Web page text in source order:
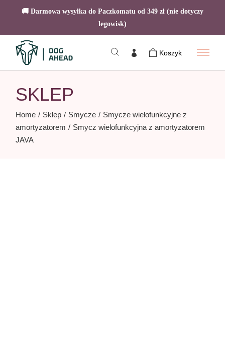
🚚 Darmowa wysyłka do Paczkomatu od 349 zł (nie dotyczy
legowisk)
content
Koszyk
SKLEP
Home Sklep Smycze
Smycze wielofunkcyjne z
amortyzatorem
Smycz wielofunkcyjna z amortyzatorem
JAVA